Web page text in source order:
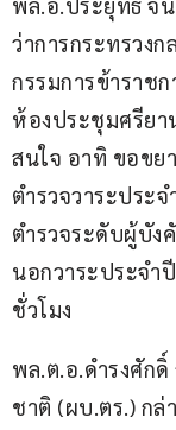
พล.อ.ประยุทธ์ จั
ว่าการกระทรวง
กรรมการข้าราช
ห้องประชุมศรียา
สนใจ อาทิ ขอขย
ตำรวจวาระประ
ตำรวจระดับผู้บัง
นอกวาระประจำ
ชั่วโมง
พล.ต.อ.ดำรงศัก
ชาติ (ผบ.ตร.) กล่